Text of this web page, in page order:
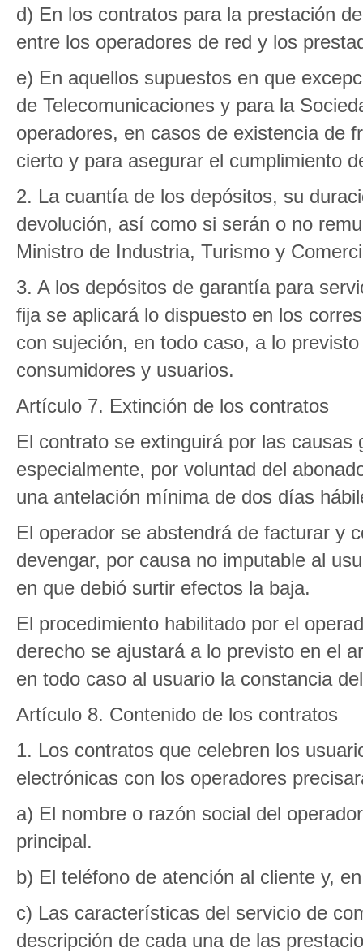
d) En los contratos para la prestación
entre los operadores de red y los
e) En aquellos supuestos en que
de Telecomunicaciones y para la
operadores, en casos de existencia de
cierto y para asegurar el cumplimiento
2. La cuantía de los depósitos, su
devolución, así como si serán o no
Ministro de Industria, Turismo y
3. A los depósitos de garantía para
fija se aplicará lo dispuesto en los
con sujeción, en todo caso, a lo
consumidores y usuarios.
Artículo 7. Extinción de los contratos
El contrato se extinguirá por las
especialmente, por voluntad del
una antelación mínima de dos días
El operador se abstendrá de facturar y
devengar, por causa no imputable al
en que debió surtir efectos la baja.
El procedimiento habilitado por el
derecho se ajustará a lo previsto en el
en todo caso al usuario la constancia
Artículo 8. Contenido de los contratos
1. Los contratos que celebren los
electrónicas con los operadores
a) El nombre o razón social del
principal.
b) El teléfono de atención al cliente y,
c) Las características del servicio de
descripción de cada una de las